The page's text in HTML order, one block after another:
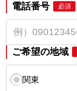
電話番号 必須
ご希望の地域
関東